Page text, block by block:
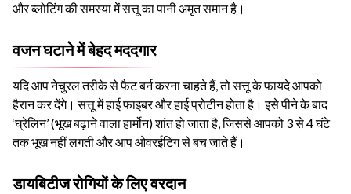
और ब्लोटिंग की समस्या में सत्तू का पानी अमृत समान है।
वजन घटाने में बेहद मददगार
यदि आप नेचुरल तरीके से फैट बर्न करना चाहते हैं, तो सत्तू के फायदे आपको
हैरान कर देंगे। सत्तू में हाई फाइबर और हाई प्रोटीन होता है। इसे पीने के बाद
‘घ्रेलिन’ (भूख बढ़ाने वाला हार्मोन) शांत हो जाता है, जिससे आपको 3 से 4 घंटे
तक भूख नहीं लगती और आप ओवरईटिंग से बच जाते हैं।
डायबिटीज रोगियों के लिए वरदान